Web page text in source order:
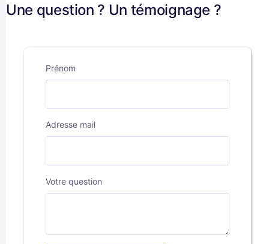
Une question ? Un témoignage ?
Prénom
Adresse mail
Votre question